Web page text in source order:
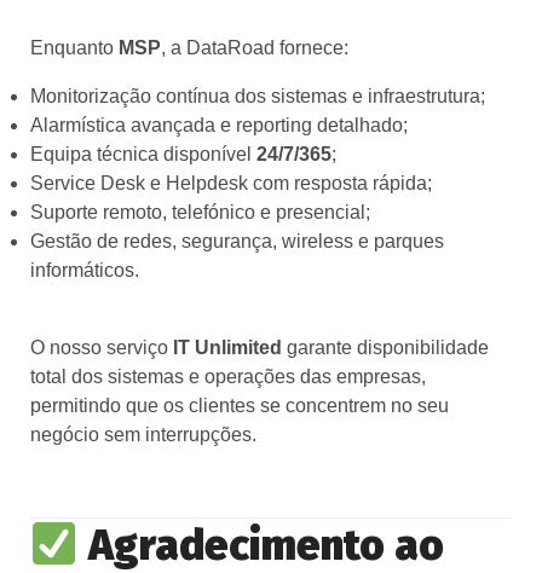
Enquanto MSP, a DataRoad fornece:
Monitorização contínua dos sistemas e infraestrutura;
Alarmística avançada e reporting detalhado;
Equipa técnica disponível 24/7/365;
Service Desk e Helpdesk com resposta rápida;
Suporte remoto, telefónico e presencial;
Gestão de redes, segurança, wireless e parques
informáticos.
O nosso serviço IT Unlimited garante disponibilidade
total dos sistemas e operações das empresas,
permitindo que os clientes se concentrem no seu
negócio sem interrupções.
Agradecimento ao